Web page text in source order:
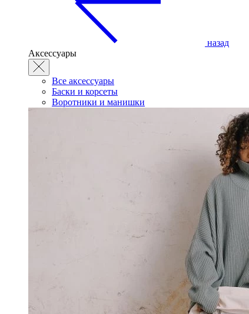
назад
Аксессуары
Все аксессуары
Баски и корсеты
Воротники и манишки